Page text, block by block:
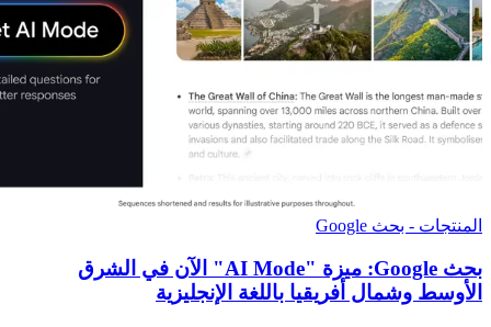
المنتجات - بحث Google
بحث Google: ميزة "AI Mode" الآن في الشرق
الأوسط وشمال أفريقيا باللغة الإنجليزية